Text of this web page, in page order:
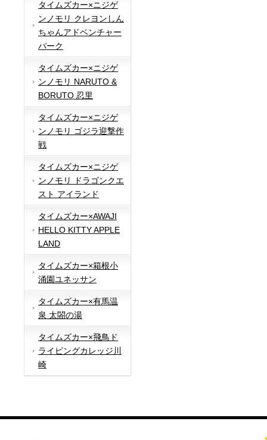
タイムズカー×ニジゲ
ンノモリ クレヨンしん
ちゃんアドベンチャー
パーク
タイムズカー×ニジゲ
ンノモリ NARUTO &
BORUTO 忍里
タイムズカー×ニジゲ
ンノモリ ゴジラ迎撃作
戦
タイムズカー×ニジゲ
ンノモリ ドラゴンクエ
スト アイランド
タイムズカー×AWAJI
HELLO KITTY APPLE
LAND
タイムズカー×箱根小
涌園ユネッサン
タイムズカー×有馬温
泉 太閤の湯
タイムズカー×飛鳥ド
ライビングカレッジ川
崎